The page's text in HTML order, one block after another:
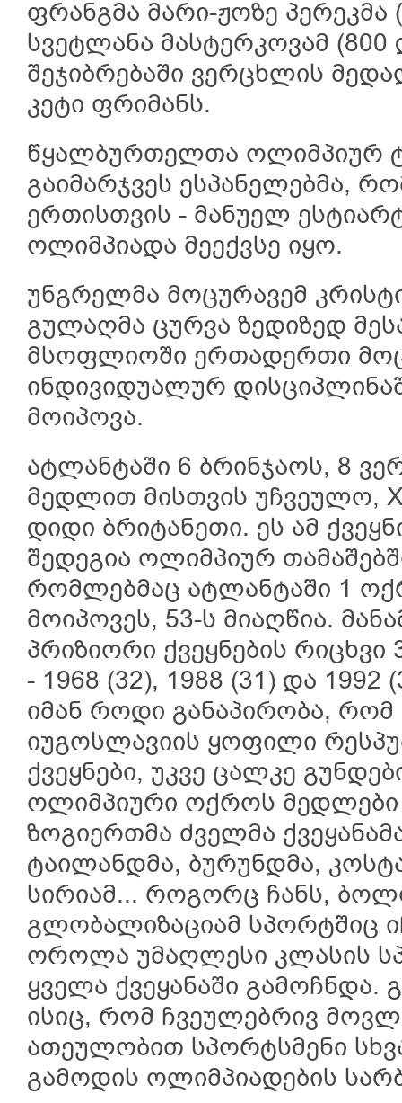
ფრანგმა მარი-ჟოზე პერეკმა
სვეტლანა მასტერკოვამ (800
შეჯიბრებაში ვერცხლის
კეტი ფრიმანს.
წყალბურთელთა ოლიმპიურ
გაიმარჯვეს ესპანელებმა,
ერთისთვის - მანუელ
ოლიმპიადა მეექვსე იყო.
უნგრელმა მოცურავემ
გულაღმა ცურვა ზედიზედ
მსოფლიოში ერთადერთი
ინდივიდუალურ
მოიპოვა.
ატლანტაში 6 ბრინჯაოს, 8
მედლით მისთვის უჩვეულო,
დიდი ბრიტანეთი. ეს ამ
შედეგია ოლიმპიურ
რომლებმაც ატლანტაში 1
მოიპოვეს, 53-ს მიაღწია.
პრიზიორი ქვეყნების
- 1968 (32), 1988 (31) და
იმან როდი განაპირობა, რომ
იუგოსლავიის ყოფილი
ქვეყნები, უკვე ცალკე
ოლიმპიური ოქროს
ზოგიერთმა ძველმა
ტაილანდმა, ბურუნდმა,
სირიამ... როგორც ჩანს,
გლობალიზაციამ სპორტშიც
ოროლა უმაღლესი კლასის
ყველა ქვეყანაში გამოჩნდა.
ისიც, რომ ჩვეულებრივ
ათეულობით სპორტსმენი
გამოდის ოლიმპიადების